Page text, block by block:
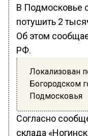
В Подмосковье
потушить 2
Об этом
РФ.
Локализован
Богородском
Подмосковья
Согласно
склада